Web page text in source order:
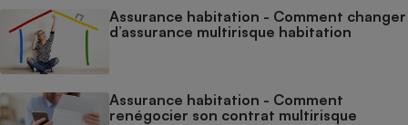
Assurance habitation - Comment changer
d’assurance multirisque habitation
Assurance habitation - Comment
renégocier son contrat multirisque